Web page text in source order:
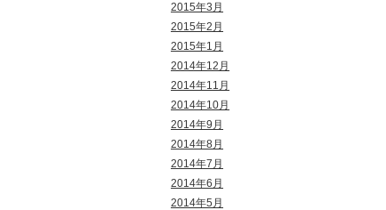
2015年3月
2015年2月
2015年1月
2014年12月
2014年11月
2014年10月
2014年9月
2014年8月
2014年7月
2014年6月
2014年5月